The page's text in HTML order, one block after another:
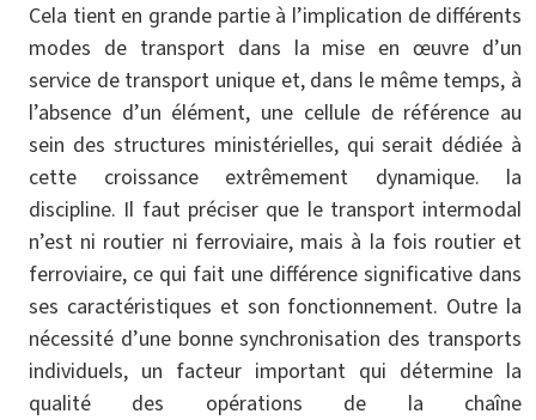
Cela tient en grande partie à l’implication de différents
modes de transport dans la mise en œuvre d’un
service de transport unique et, dans le même temps, à
l’absence d’un élément, une cellule de référence au
sein des structures ministérielles, qui serait dédiée à
cette croissance extrêmement dynamique. la
discipline. Il faut préciser que le transport intermodal
n’est ni routier ni ferroviaire, mais à la fois routier et
ferroviaire, ce qui fait une différence significative dans
ses caractéristiques et son fonctionnement. Outre la
nécessité d’une bonne synchronisation des transports
individuels, un facteur important qui détermine la
qualité des opérations de la chaîne